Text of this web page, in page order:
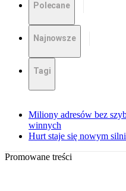
Polecane
Najnowsze
Tagi
Miliony adresów bez
winnych
Hurt staje się nowym
Promowane treści